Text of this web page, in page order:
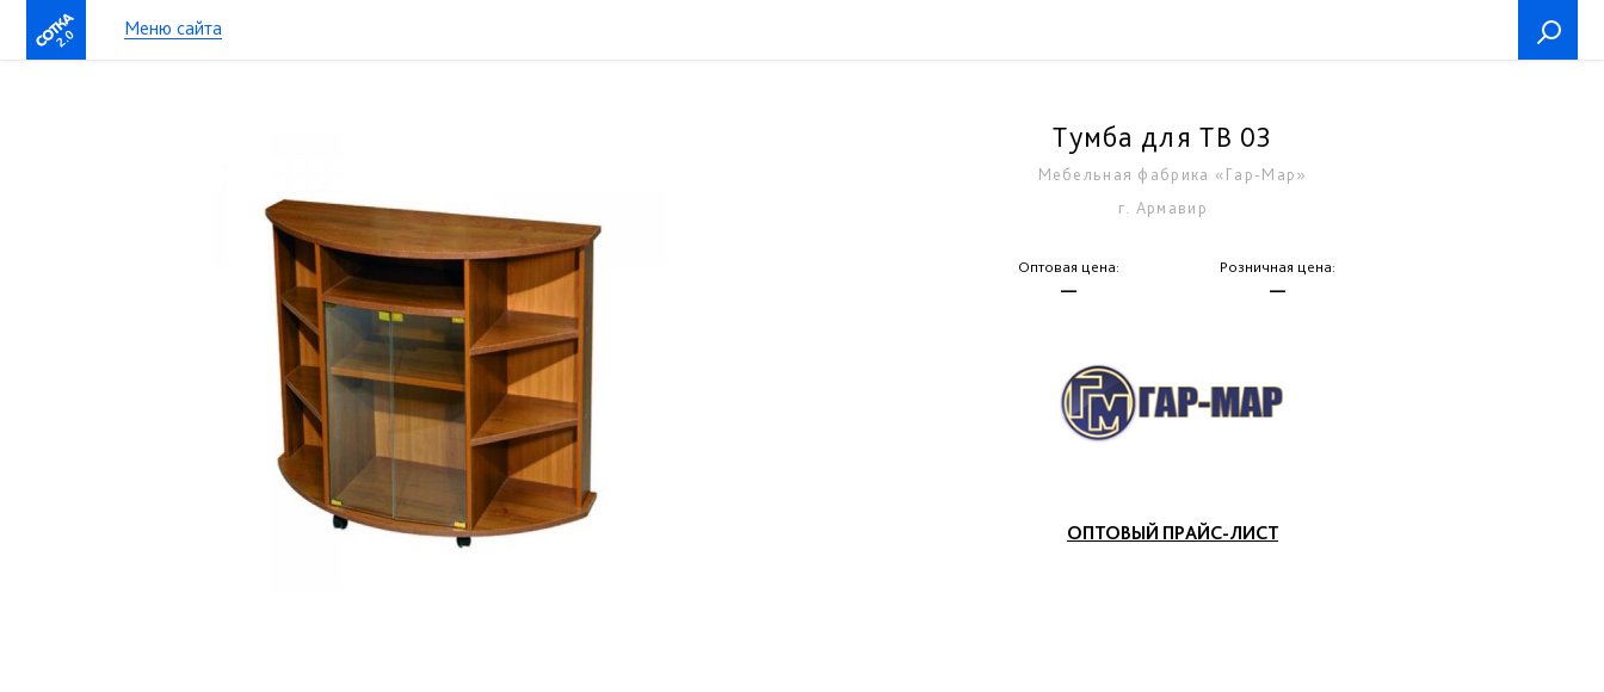
2.0 Меню сайта
Тумба для ТВ 03
Мебельная фабрика «Гар-Мар»
г. Армавир
Оптовая цена:
—
Розничная цена:
—
ОПТОВЫЙ ПРАЙС-ЛИСТ